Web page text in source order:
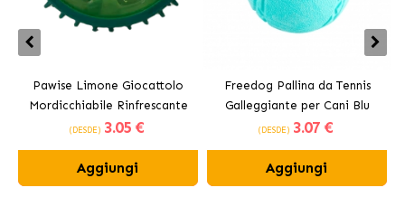
Pawise Limone Giocattolo
Mordicchiabile Rinfrescante
per Cani 12 cm
(DESDE) 3.05 €
Aggiungi
Freedog Pallina da Tennis
Galleggiante per Cani Blu
(DESDE) 3.07 €
Aggiungi